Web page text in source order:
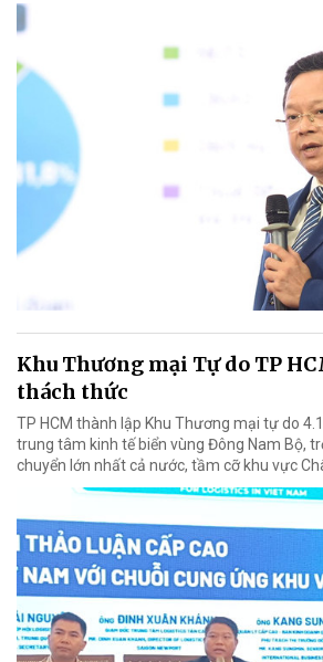
Khu Thương mại Tự do TP
thách thức
TP HCM thành lập Khu Thương mại tự do
trung tâm kinh tế biển vùng Đông Nam Bộ,
chuyển lớn nhất cả nước, tầm cỡ khu vực